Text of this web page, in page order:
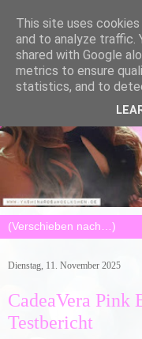
Dienstag, 11. November 2025
CadeaVera Pink
Testbericht
This site uses
and to analyze traffic.
shared with Google
metrics to ensure
statistics, and to